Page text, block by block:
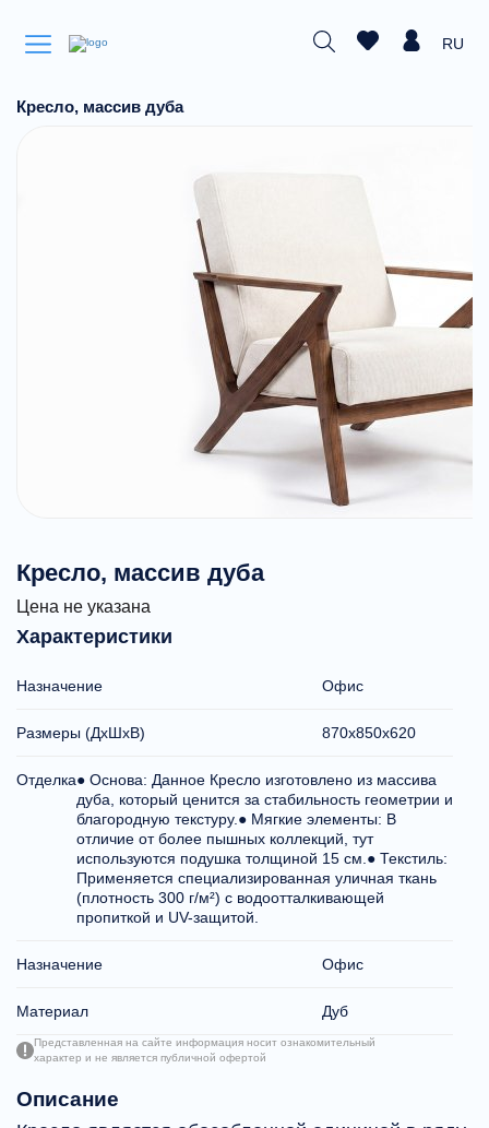
RU
Кресло, массив дуба
Кресло, массив дуба
Цена не указана
Характеристики
Назначение Офис
Размеры (ДхШхВ) 870x850x620
Отделка● Основа: Данное Кресло изготовлено из массива
дуба, который ценится за стабильность геометрии и
благородную текстуру.● Мягкие элементы: В
отличие от более пышных коллекций, тут
используются подушка толщиной 15 см.● Текстиль:
Применяется специализированная уличная ткань
(плотность 300 г/м²) с водоотталкивающей
пропиткой и UV-защитой.
Назначение Офис
Материал Дуб
Представленная на сайте информация носит ознакомительный
характер и не является публичной офертой
Описание